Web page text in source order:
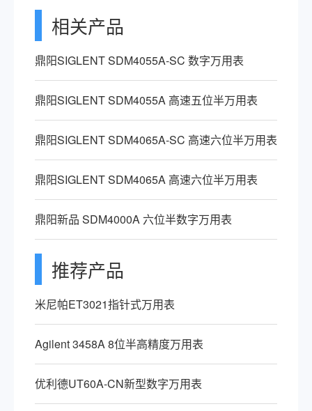
相关产品
鼎阳SIGLENT SDM4055A-SC 数字万用表
鼎阳SIGLENT SDM4055A 高速五位半万用表
鼎阳SIGLENT SDM4065A-SC 高速六位半万用表
鼎阳SIGLENT SDM4065A 高速六位半万用表
鼎阳新品 SDM4000A 六位半数字万用表
推荐产品
米尼帕ET3021指针式万用表
Agilent 3458A 8位半高精度万用表
优利德UT60A-CN新型数字万用表